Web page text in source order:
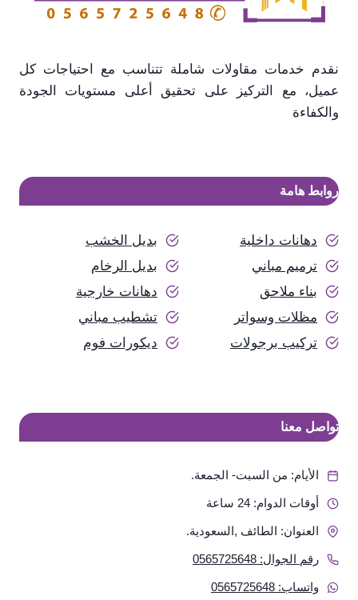
نقدم خدمات مقاولات شاملة تتناسب مع احتياجات كل
عميل، مع التركيز على تحقيق أعلى مستويات الجودة
والكفاءة
روابط هامة
دهانات داخلية
بديل الخشب
ترميم مباني
بديل الرخام
بناء ملاحق
دهانات خارجية
مظلات وسواتر
تشطيب مباني
تركيب برجولات
ديكورات فوم
تواصل معنا
الأيام: من السبت- الجمعة.
أوقات الدوام: 24 ساعة
العنوان: الطائف ,السعودية.
رقم الجوال: 0565725648
واتساب: 0565725648